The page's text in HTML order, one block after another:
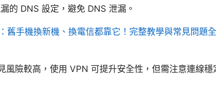
的 DNS 設定，避免 DNS 泄漏。
舊手機換新機、換電信都靠它！完整教學與常見問題
險較高，使用 VPN 可提升安全性，但需注意連線穩